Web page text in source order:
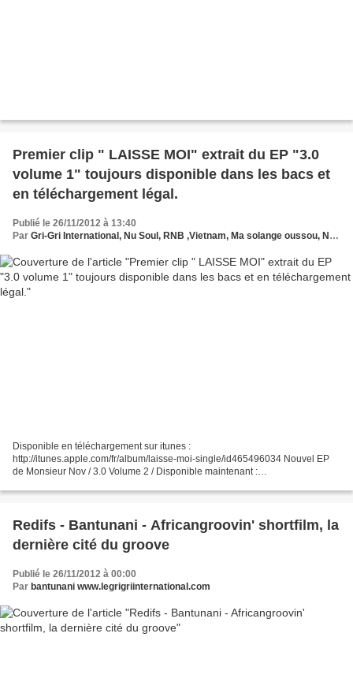
Premier clip " LAISSE MOI" extrait du EP "3.0
volume 1" toujours disponible dans les bacs et
en téléchargement légal.
Publié le 26/11/2012 à 13:40
Par Gri-Gri International, Nu Soul, RNB ,Vietnam, Ma solange oussou, New York, Blues, France, Love Paris, Music, Afrique, Sony, Monsieur Nov, itunes , Europe
Disponible en téléchargement sur itunes :
http://itunes.apple.com/fr/album/laisse-moi-single/id465496034 Nouvel EP
de Monsieur Nov / 3.0 Volume 2 / Disponible maintenant :
Redifs - Bantunani - Africangroovin' shortfilm, la
dernière cité du groove
Publié le 26/11/2012 à 00:00
Par bantunani www.legrigriinternational.com